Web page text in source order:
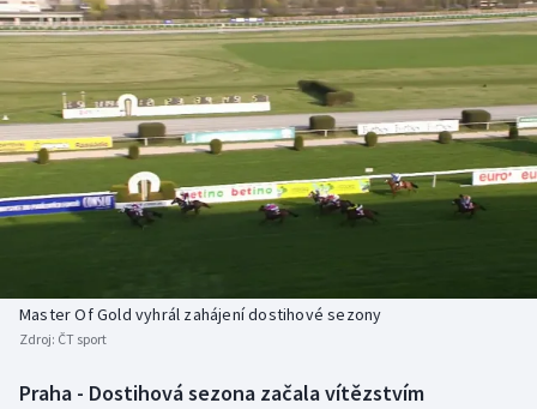
Cyklistika
DALŠÍ SPORTY
Americký fotbal
Baseball a softbal
Biatlon
NEPŘEHLÉDNĚTE
Soutěže
Aplikace ČT sport
Master Of Gold vyhrál zahájení dostihové sezony
Zdroj: ČT sport
Praha - Dostihová sezona začala vítězstvím